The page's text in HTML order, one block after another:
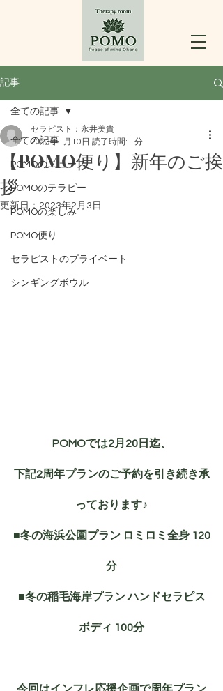
記事
全ての記事
POMOのニュース
POMOのテラピー
POMOの楽しみ
POMO便り
セラピストのプライベート
シンギングボウル
全ての記事
【POMO便り】新年のご挨
拶
セラピスト：永井美貴
2023年1月10日 読了時間: 1分
更新日： 2023年2月3日
POMOでは2月20日迄、
下記2周年プランのご予約を引き続き承
っております♪
■冬の海浜公園プラン ロミロミ全身 120
分
■冬の稲毛海岸プラン ハンドセラピス
ボディ 100分